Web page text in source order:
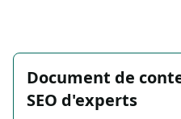
Document de
SEO d'experts